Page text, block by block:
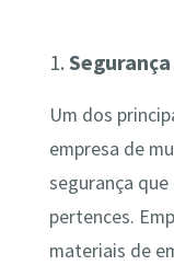
1.
Um dos
empresa de
segurança
pertences.
materiais de